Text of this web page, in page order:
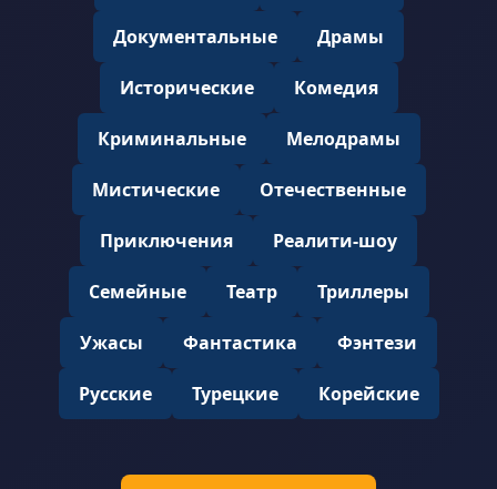
Документальные Драмы
Исторические Комедия
Криминальные Мелодрамы
Мистические Отечественные
Приключения Реалити-шоу
Семейные Театр Триллеры
Ужасы Фантастика Фэнтези
Русские Турецкие Корейские